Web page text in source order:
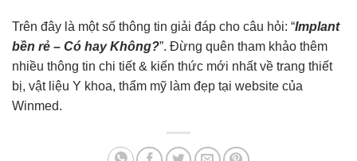
Trên đây là một số thông tin giải đáp cho câu hỏi: “Implant
bền rẻ – Có hay Không?”. Đừng quên tham khảo thêm
nhiều thông tin chi tiết & kiến thức mới nhất về trang thiết
bị, vật liệu Y khoa, thẩm mỹ làm đẹp tại website của
Winmed.